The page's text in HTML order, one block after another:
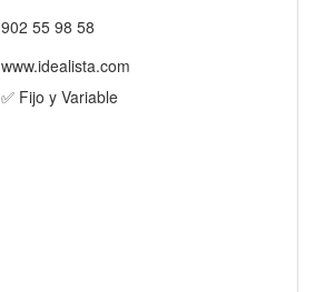
902 55 98 58
www.idealista.com
✅ Fijo y Variable